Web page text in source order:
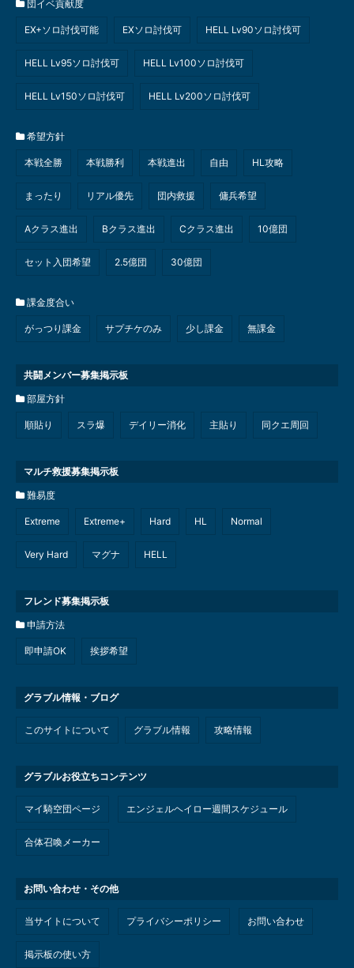
団イベ貢献度
EX+ソロ討伐可能 EXソロ討伐可 HELL Lv90ソロ討伐可
HELL Lv95ソロ討伐可 HELL Lv100ソロ討伐可
HELL Lv150ソロ討伐可 HELL Lv200ソロ討伐可
希望方針
本戦全勝 本戦勝利 本戦進出 自由 HL攻略
まったり リアル優先 団内救援 傭兵希望
Aクラス進出 Bクラス進出 Cクラス進出 10億団
セット入団希望 2.5億団 30億団
課金度合い
がっつり課金 サプチケのみ 少し課金 無課金
共闘メンバー募集掲示板
部屋方針
順貼り スラ爆 デイリー消化 主貼り 同クエ周回
マルチ救援募集掲示板
難易度
Extreme Extreme+ Hard HL Normal
Very Hard マグナ HELL
フレンド募集掲示板
申請方法
即申請OK 挨拶希望
グラブル情報・ブログ
このサイトについて グラブル情報 攻略情報
グラブルお役立ちコンテンツ
マイ騎空団ページ エンジェルヘイロー週間スケジュール
合体召喚メーカー
お問い合わせ・その他
当サイトについて プライバシーポリシー お問い合わせ
掲示板の使い方